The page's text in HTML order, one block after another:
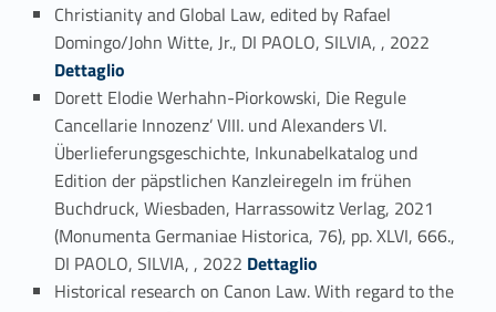
Christianity and Global Law, edited by Rafael
Domingo/John Witte, Jr., DI PAOLO, SILVIA, , 2022
Dettaglio
Dorett Elodie Werhahn-Piorkowski, Die Regule
Cancellarie Innozenz’ VIII. und Alexanders VI.
Überlieferungsgeschichte, Inkunabelkatalog und
Edition der päpstlichen Kanzleiregeln im frühen
Buchdruck, Wiesbaden, Harrassowitz Verlag, 2021
(Monumenta Germaniae Historica, 76), pp. XLVI, 666.,
DI PAOLO, SILVIA, , 2022 Link identifier #identifier_person_176451-2Dettaglio
Historical research on Canon Law. With regard to the